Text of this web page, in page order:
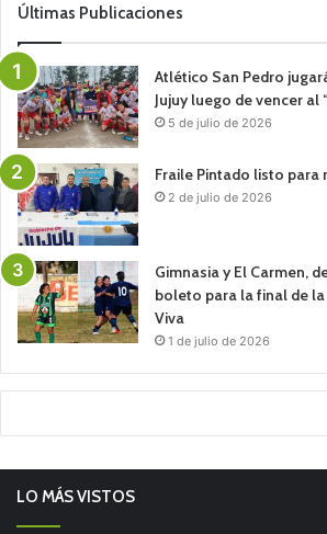
Últimas Publicaciones
Atlético San Pedro
Jujuy luego de vencer al
5 de julio de 2026
Fraile Pintado listo para
2 de julio de 2026
Gimnasia y El Carmen,
boleto para la final de la
Viva
1 de julio de 2026
LO MÁS VISTOS